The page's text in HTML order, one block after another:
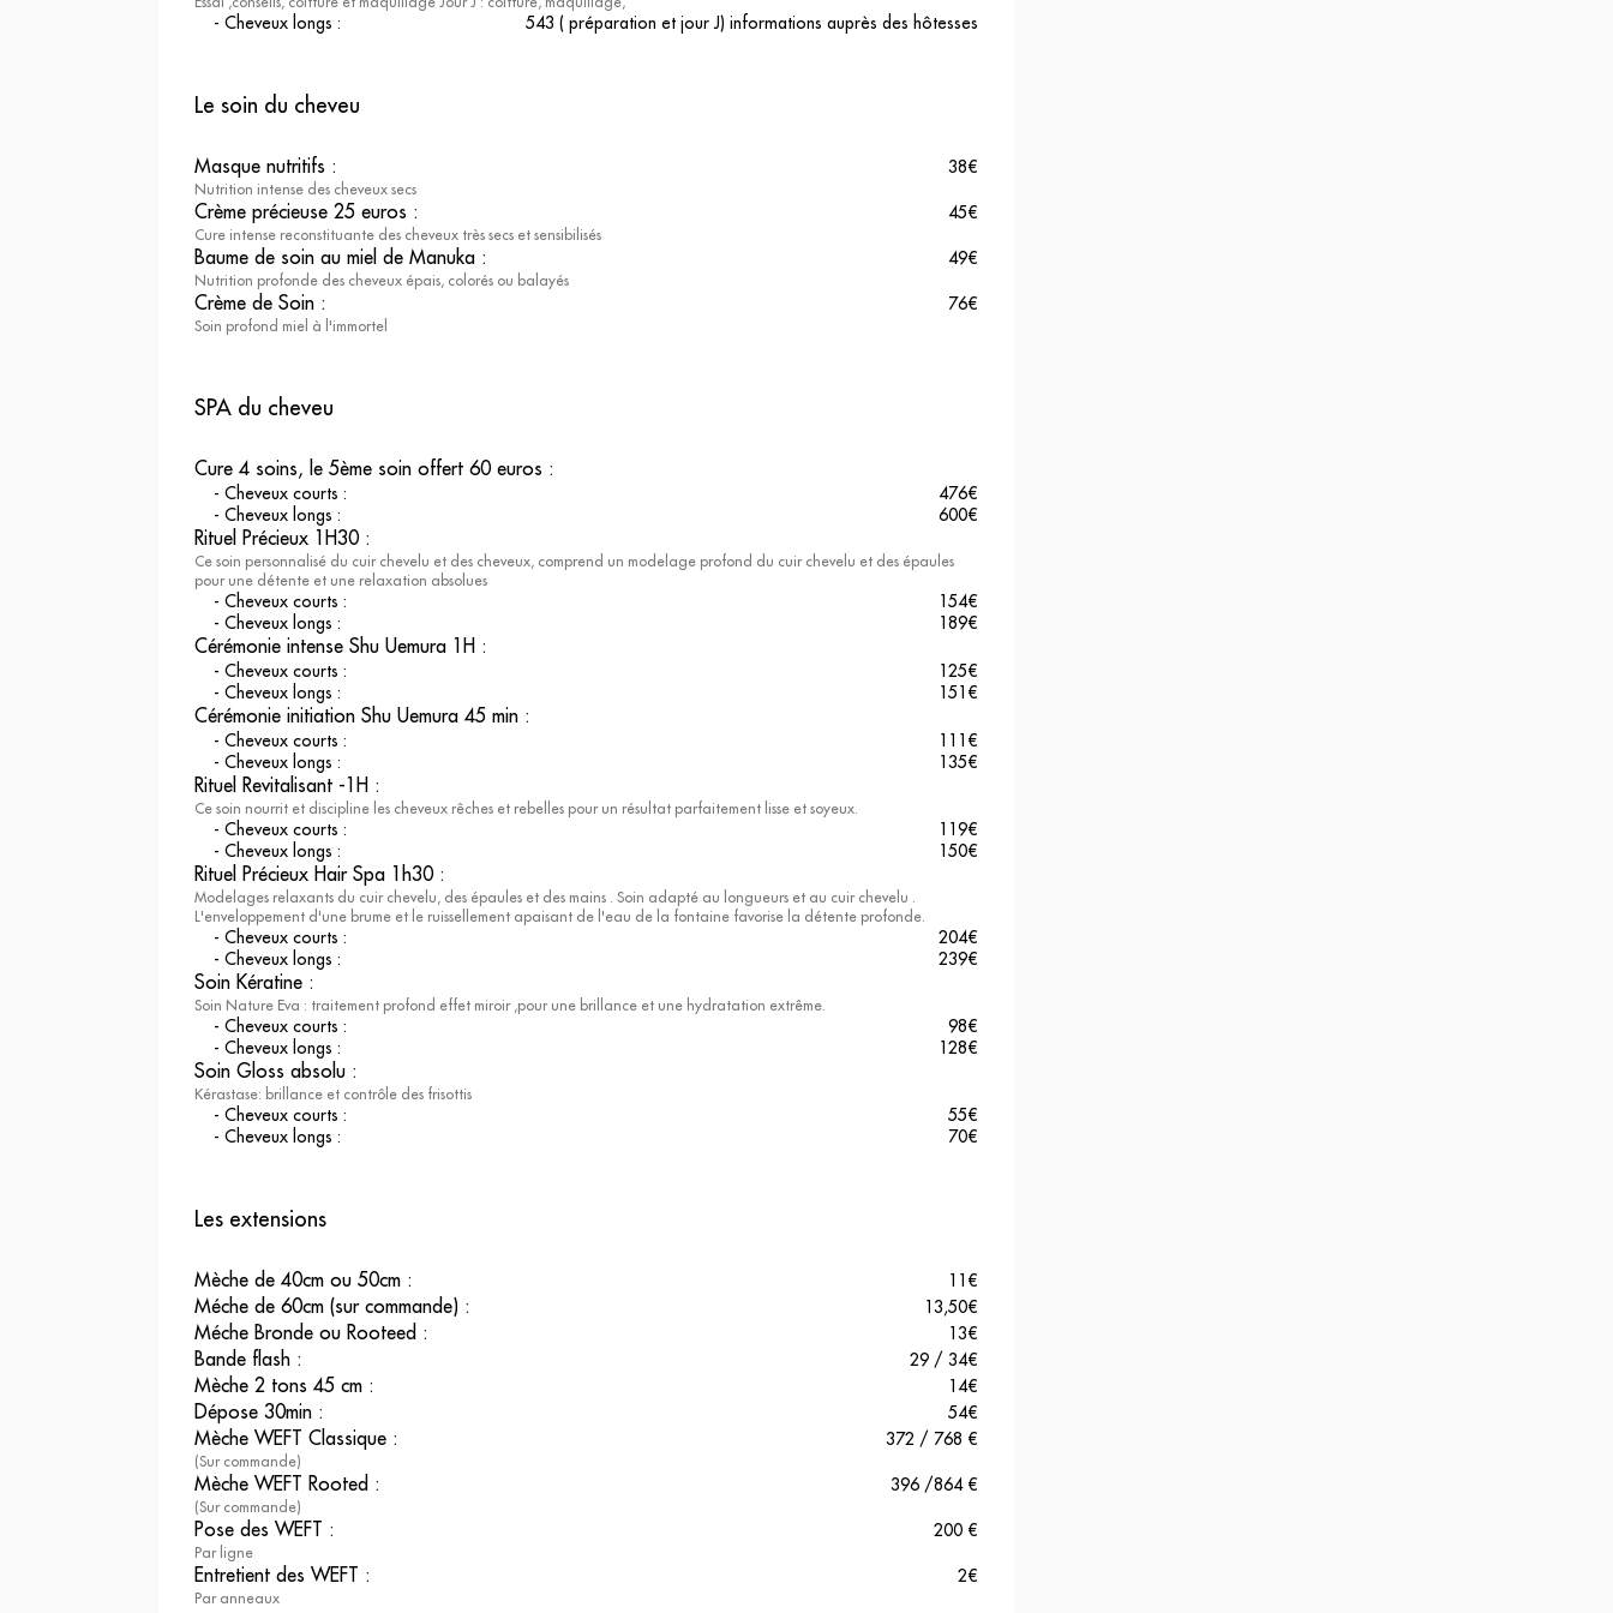
- Cheveux longs : 543 ( préparation et jour J) informations auprès des hôtesses
Le soin du cheveu
Masque nutritifs :
Nutrition intense des cheveux secs
38€
Crème précieuse 25 euros :
Cure intense reconstituante des cheveux très secs et sensibilisés
45€
Baume de soin au miel de Manuka :
Nutrition profonde des cheveux épais, colorés ou balayés
49€
Crème de Soin :
Soin profond miel à l'immortel
76€
SPA du cheveu
Cure 4 soins, le 5ème soin offert 60 euros :
- Cheveux courts : 476€
- Cheveux longs : 600€
Rituel Précieux 1H30:
Ce soin personnalisé du cuir chevelu et des cheveux, comprend un modelage profond du cuir chevelu et des épaules
pour une détente et une relaxation absolues
- Cheveux courts : 154€
- Cheveux longs : 189€
Cérémonie intense Shu Uemura 1H :
- Cheveux courts : 125€
- Cheveux longs : 151 €
Cérémonie initiation Shu Uemura 45 min :
- Cheveux courts : 111 €
- Cheveux longs : 135€
Rituel Revitalisant -1H :
Ce soin nourrit et discipline les cheveux rêches et rebelles pour un résultat parfaitement lisse et soyeux.
- Cheveux courts : 119€
- Cheveux longs : 150€
Rituel Précieux Hair Spa 1h30:
Modelages relaxants du cuir chevelu, des épaules et des mains . Soin adapté au longueurs et au cuir chevelu .
L'enveloppement d'une brume et le ruissellement apaisant de l'eau de la fontaine favorise la détente profonde.
- Cheveux courts : 204€
- Cheveux longs : 239€
Soin Kératine :
Soin Nature Eva : traitement profond effet miroir ,pour une brillance et une hydratation extrême.
- Cheveux courts : 98€
- Cheveux longs : 128€
Soin Gloss absolu :
Kérastase: brillance et contrôle des frisottis
- Cheveux courts : 55€
- Cheveux longs : 70€
Les extensions
Mèche de 40cm ou 50cm : 11 €
Méche de 60cm (sur commande) : 13,50€
Méche Bronde ou Rooteed : 13€
Bande flash : 29 / 34€
Mèche 2 tons 45 cm : 14€
Dépose 30min : 54€
Mèche WEFT Classique :
(Sur commande)
372 / 768 €
Mèche WEFT Rooted :
(Sur commande)
396 /864 €
Pose des WEFT :
Par ligne
200 €
Entretient des WEFT :
Par anneaux
2€